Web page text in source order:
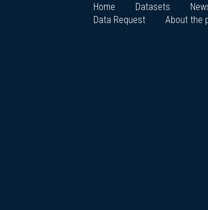
Home Datasets
Data Request
About the